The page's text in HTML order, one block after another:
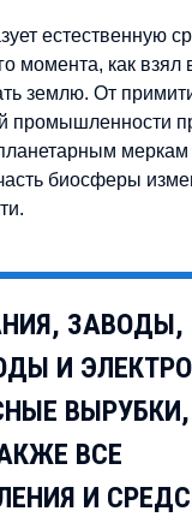
естественную
момента, как взял
землю. От
промышленности
меркам
биосферы
ЗАВОДЫ,
И
ВСЕ
И